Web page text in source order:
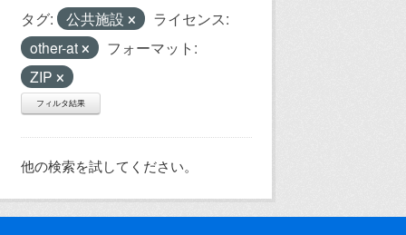
タグ: 公共施設
ライセンス:
other-at
フォーマット:
ZIP
フィルタ結果
他の検索を試してください。